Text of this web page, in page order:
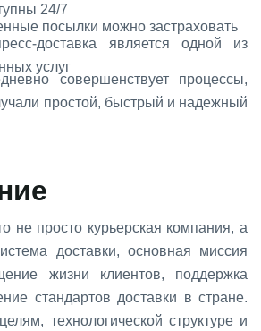
24/7
посылки можно застраховать
доставка является одной из
услуг
совершенствует процессы,
простой, быстрый и надежный
не просто курьерская компания, а
доставки, основная миссия
жизни клиентов, поддержка
стандартов доставки в стране.
технологической структуре и